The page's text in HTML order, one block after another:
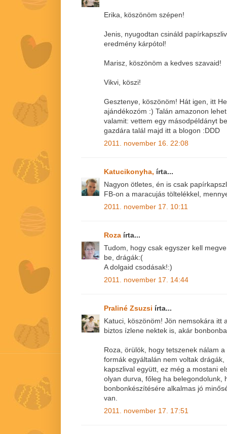
Erika, köszönöm szépen!
Jenis, nyugodtan csináld
eredmény kárpótol!
Marisz, köszönöm a kedves szavaid!
Vikvi, köszi!
Gesztenye, köszönöm! Hát igen, itt
ajándékozóm :) Talán amazonon
valamit: vettem egy másodpéldányt
gazdára talál majd itt a blogon :DDD
2011. november 16. 22:08
Katucikonyha, írta...
Nagyon ötletes, én is csak
FB-on a maracujás töltelékkel,
2011. november 17. 10:11
Roza írta...
Tudom, hogy csak egyszer kell
be, drágák:(
A dolgaid csodásak!:)
2011. november 17. 14:44
Praliné Zsuzsi írta...
Katuci, köszönöm! Jön nemsokára itt
biztos ízlene nektek is, akár
Roza, örülök, hogy tetszenek nálam
formák egyáltalán nem voltak
kapszlival együtt, ez még a mostani
olyan durva, főleg ha belegondolunk,
bonbonkészítésére alkalmas jó
van.
2011. november 17. 17:51